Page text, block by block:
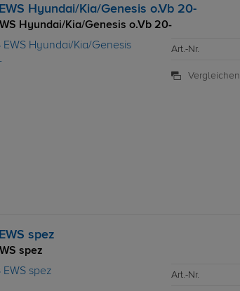
Hyundai/Kia/Genesis o.Vb 20-
Hyundai/Kia/Genesis o.Vb 20-
Art.-Nr.
Vergleichen
spez
spez
Art.-Nr.